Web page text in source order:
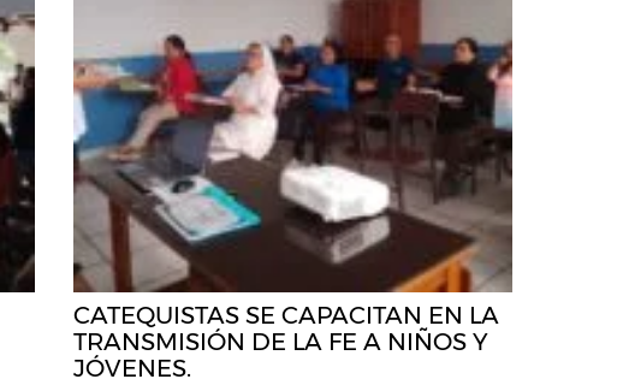
CATEQUISTAS SE CAPACITAN EN LA
TRANSMISIÓN DE LA FE A NIÑOS Y
JÓVENES.